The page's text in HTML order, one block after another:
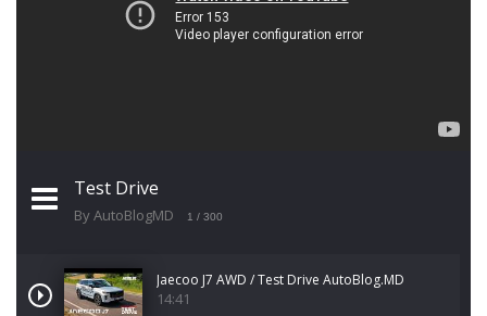
Test Drive
By AutoBlogMD 1 / 300
Jaecoo J7 AWD / Test Drive AutoBlog.MD
14:41